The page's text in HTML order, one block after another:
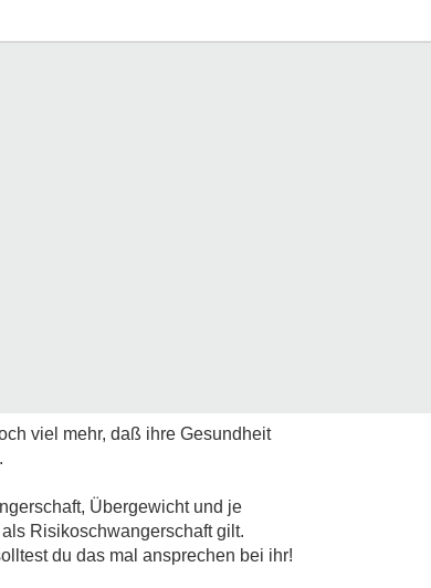
viel mehr, daß ihre Gesundheit
Übergewicht und je
Risikoschwangerschaft gilt.
du das mal ansprechen bei ihr!